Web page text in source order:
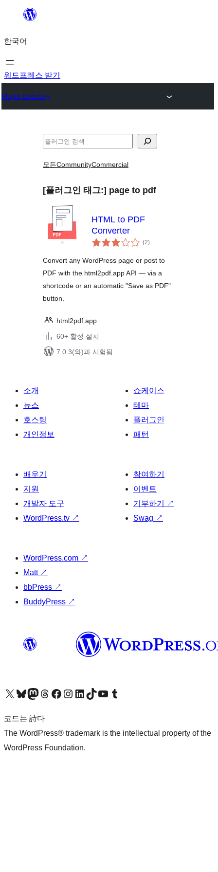
츠
로
바
가
한국어
워드프레스 받기
Plugin Directory
검
모든CommunityCommercial
[플러그인 태그:] page to pdf
HTML to PDF
Converter
(2전
체)
Convert any WordPress page or post to
PDF with the html2pdf.app API — via a
shortcode or an automatic "Save as PDF"
button.
html2pdf.app
60+ 활성 설치
7.0.3(와)과 시험됨
소개
뉴스
호스팅
개인정보
쇼케이스
테마
플러그인
패턴
배우기
지원
개발자 도구
WordPress.tv ↗
참여하기
이벤트
기부하기
↗
Swag ↗
WordPress.com ↗
Matt ↗
bbPress ↗
BuddyPress ↗
X(이전 트위터) 계정 방문하기블루스카이 계정 방문하기마스토돈 계정 방문하기스레드 계정 방문하기 페이스북 페이지 방문하기인스타그램 계정 방문하기 LinkedIn 계정 방문하기틱톡 계정 방문하기유튜브 채널 방문하기 텀블러 계정 방문하기
코드는 詩다
The WordPress® trademark is the intellectual property of the
WordPress Foundation.